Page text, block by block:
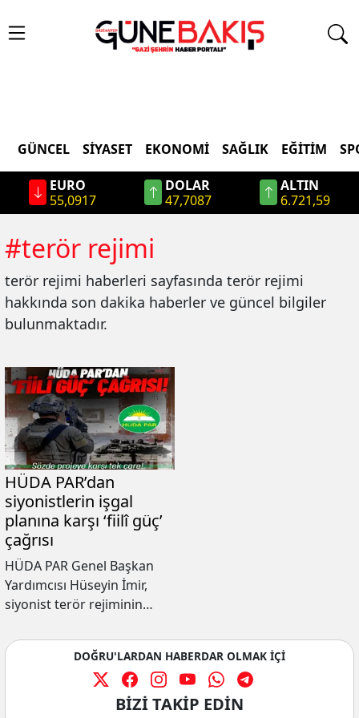
GÜNCEL SIYASET EKONOMI SAĞLIK EĞITIM
EURO
55,0917
DOLAR
47,7087
ALTIN
6.721,59
#terör rejimi
terör rejimi haberleri sayfasında terör rejimi
hakkında son dakika haberler ve güncel bilgiler
bulunmaktadır.
HÜDA PAR’dan
siyonistlerin işgal
planına karşı ‘fiilî güç’
çağrısı
HÜDA PAR Genel Başkan
Yardımcısı Hüseyin İmir,
siyonist terör rejiminin
planına karşı direnişin
yanında yer alarak fiilî güç
kullanma çağrısında
DOĞRU'LARDAN HABERDAR OLMAK İÇİ
BİZİ TAKİP EDİN